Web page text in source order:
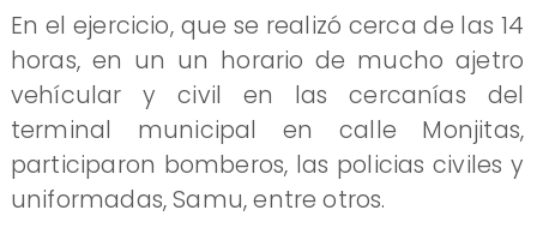
En el ejercicio, que se realizó cerca de las 14
horas, en un un horario de mucho ajetro
vehícular y civil en las cercanías del
terminal municipal en calle Monjitas,
participaron bomberos, las policias civiles y
uniformadas, Samu, entre otros.